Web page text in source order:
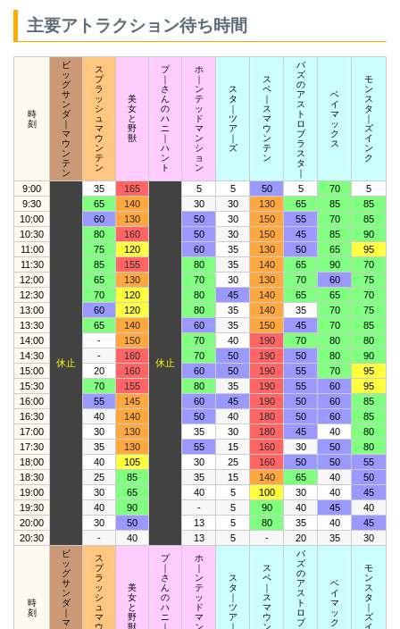
主要アトラクション待ち時間
時
刻
ビ
ッ
グ
サ
ン
ダ
｜
マ
ウ
ン
テ
ン
ス
プ
ラ
ッ
シ
ュ
マ
ウ
ン
テ
ン
美
女
と
野
獣
プ
｜
さ
ん
の
ハ
ニ
｜
ハ
ン
ト
ホ
｜
ン
テ
ッ
ド
マ
ン
シ
ョ
ン
ス
タ
｜
ツ
ア
｜
ズ
ス
ペ
｜
ス
マ
ウ
ン
テ
ン
バ
ズ
の
ア
ス
ト
ロ
ブ
ラ
ス
タ
｜
ベ
イ
マ
ッ
ク
ス
モ
ン
ス
タ
｜
ズ
イ
ン
ク
9:00
休止
35 165
休止
5 5 50 5 70
5
9:30
65 140 30 30 130 65 85
85
10:00
60 130 50 30 150 55 70
85
10:30
80 160 50 30 150 45 85
90
11:00
75 120 60 35 130 50 65
95
11:30
85 155 80 35 140 65 90
70
12:00
65 130 70 30 130 70 60
75
12:30
70 120 80 45 140 65 65
70
13:00
60 120 80 35 140 35 70
75
13:30
65 140 60 35 150 45 70
85
14:00
- 150 70 40 190 70 80
80
14:30
- 160 70 50 190 50 80
90
15:00
20 160 60 50 190 55 70
95
15:30
70 155 80 35 190 55 60
95
16:00
55 145 60 45 190 50 60
85
16:30
40 140 50 40 180 50 60
85
17:00
30 130 35 30 180 45 40
80
17:30
35 130 55 15 160 30 50
80
18:00
40 105 30 25 160 50 50
55
18:30
25 85 35 15 140 65 40
50
19:00
30 65 40 5 100 30 40
45
19:30
40 90 - 5 90 40 45
40
20:00
30 50 13 5 80 35 40
45
20:30
- 40 13 5 - 20 35 30
時
刻
ビ
ッ
グ
サ
ン
ダ
｜
マ
ス
プ
ラ
ッ
シ
ュ
マ
ウ
美
女
と
野
獣
プ
｜
さ
ん
の
ハ
ニ
｜
ホ
｜
ン
テ
ッ
ド
マ
ン
ス
タ
｜
ツ
ア
｜
ス
ペ
｜
ス
マ
ウ
ン
バ
ズ
の
ア
ス
ト
ロ
ブ
ベ
イ
マ
ッ
ク
モ
ン
ス
タ
｜
ズ
イ